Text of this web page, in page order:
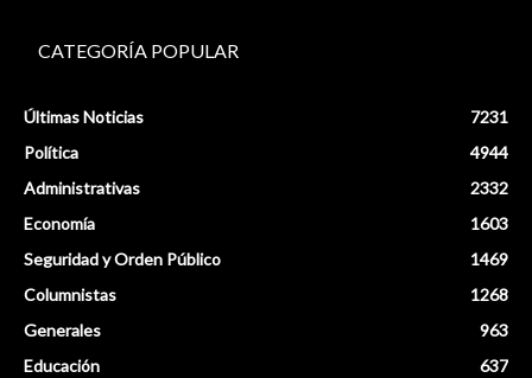
CATEGORÍA POPULAR
Últimas Noticias
7231
Política
4944
Administrativas
2332
Economía
1603
Seguridad y Orden Público
1469
Columnistas
1268
Generales
963
Educación
637